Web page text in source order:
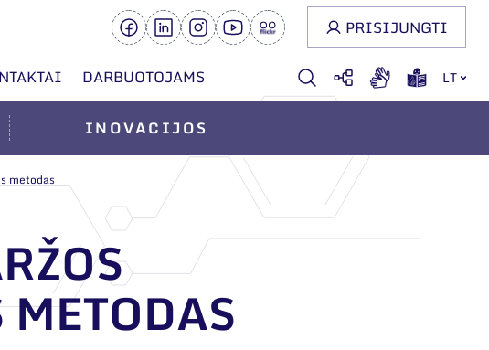
DARBUOTOJAMS LT
PRISIJUNGTI
INOVACIJOS
metodas